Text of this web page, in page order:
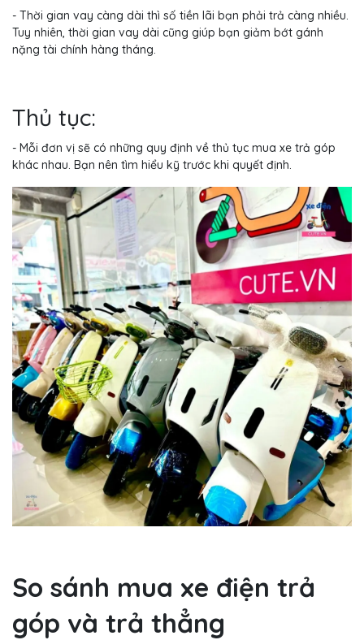
- Thời gian vay càng dài thì số tiền lãi bạn phải trả càng nhiều.
Tuy nhiên, thời gian vay dài cũng giúp bạn giảm bớt gánh
nặng tài chính hàng tháng.
Thủ tục:
- Mỗi đơn vị sẽ có những quy định về thủ tục mua xe trả góp
khác nhau. Bạn nên tìm hiểu kỹ trước khi quyết định.
So sánh mua xe điện trả
góp và trả thẳng